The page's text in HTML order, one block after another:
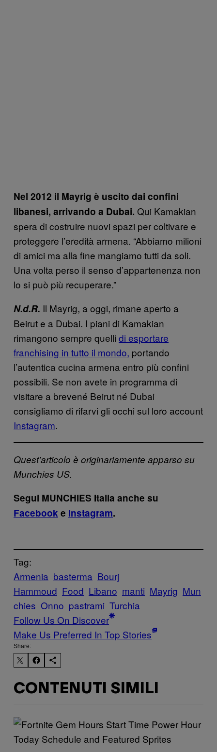
Nel 2012 il Mayrig è uscito dai confini
libanesi, arrivando a Dubai. Qui Kamakian
spera di costruire nuovi spazi per coltivare e
proteggere l’eredità armena. “Abbiamo milioni
di amici ma alla fine mangiamo tutti da soli.
Una volta perso il senso d’appartenenza non
lo si può più recuperare.”
N.d.R. Il Mayrig, a oggi, rimane aperto a
Beirut e a Dubai. I piani di Kamakian
rimangono sempre quelli di esportare
franchising in tutto il mondo, portando
l’autentica cucina armena entro più confini
possibili. Se non avete in programma di
visitare a brevené Beirut né Dubai
consigliamo di rifarvi gli occhi sul loro account
Instagram.
Quest’articolo è originariamente apparso su
Munchies US.
Segui MUNCHIES Italia anche su
Facebook e Instagram.
Tag:
Armenia basterma Bourj
Hammoud Food Libano manti Mayrig Mun
chies Onno pastrami Turchia
Follow Us On Discover
Make Us Preferred In Top Stories
Share:
CONTENUTI SIMILI